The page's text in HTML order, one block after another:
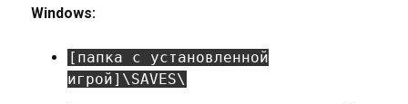
Windows:
[папка с установленной
игрой]\SAVES\